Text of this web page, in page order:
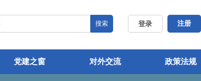
登录 注册
搜索
党建之窗 对外交流 政策法规